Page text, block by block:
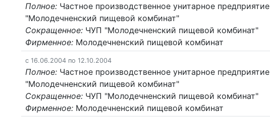
Полное: Частное производственное унитарное предприятие
"Молодечненский пищевой комбинат"
Сокращенное: ЧУП "Молодечненский пищевой комбинат"
Фирменное: Молодечненский пищевой комбинат
c 16.06.2004 по 12.10.2004
Полное: Частное производственное унитарное предприятие
"Молодечненский пищевой комбинат"
Сокращенное: ЧУП "Молодечненский пищевой комбинат"
Фирменное: Молодечненский пищевой комбинат